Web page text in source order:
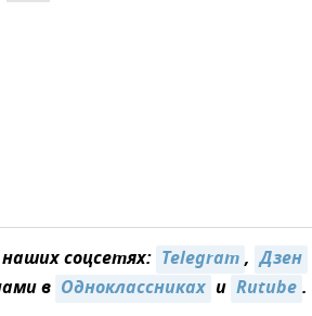
соцсетях: Telegram, Дзен
в Одноклассниках и Rutube.